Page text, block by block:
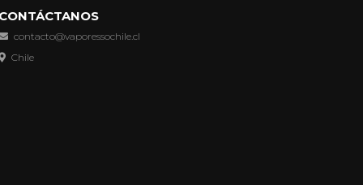
contacto@vaporessochile.cl
Chile